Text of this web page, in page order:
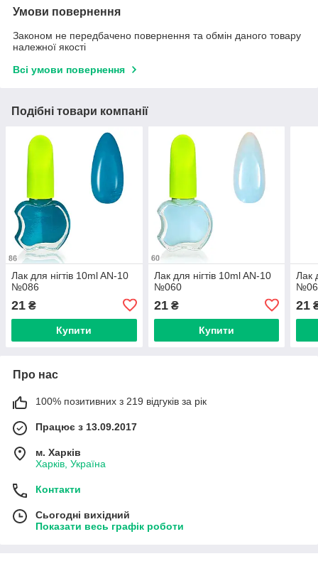
Умови повернення
Законом не передбачено повернення та обмін даного товару
належної якості
Всі умови повернення
Подібні товари компанії
Лак для нігтів 10ml AN-10
№086
21 ₴
Купити
Лак для нігтів 10ml AN-10
№060
21₴
Купити
Лак
21
Про нас
100% позитивних з 219 відгуків за рік
Працює з 13.09.2017
м. Харків
Харків, Україна
Контакти
Сьогодні вихідний
Показати весь графік роботи